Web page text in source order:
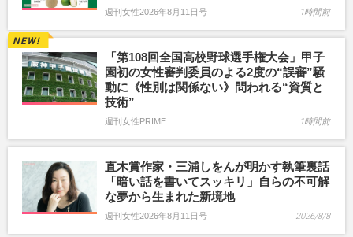
週刊女性2026年8月11日号 1時間前
「第108回全国高校野球選手権大会」甲子
園初の女性審判委員のよる2度の“誤審”騒
動に《性別は関係ない》問われる“資質と
技術”
週刊女性PRIME 1時間前
直木賞作家・三浦しをんが明かす執筆裏話
「暗い話を書いてスッキリ」自らの不可解
な夢から生まれた新境地
週刊女性2026年8月11日号 2026/8/8